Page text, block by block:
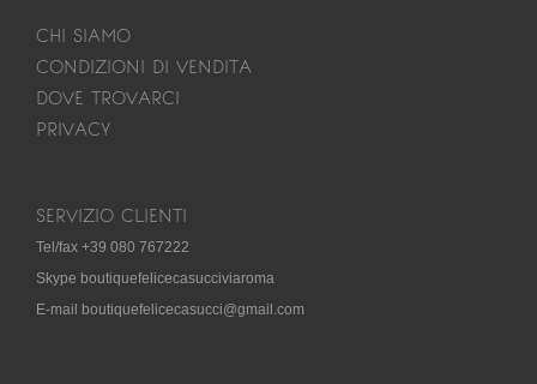
CHI SIAMO
CONDIZIONI DI VENDITA
DOVE TROVARCI
PRIVACY
SERVIZIO CLIENTI
Tel/fax +39 080 767222
Skype boutiquefelicecasucciviaroma
E-mail boutiquefelicecasucci@gmail.com